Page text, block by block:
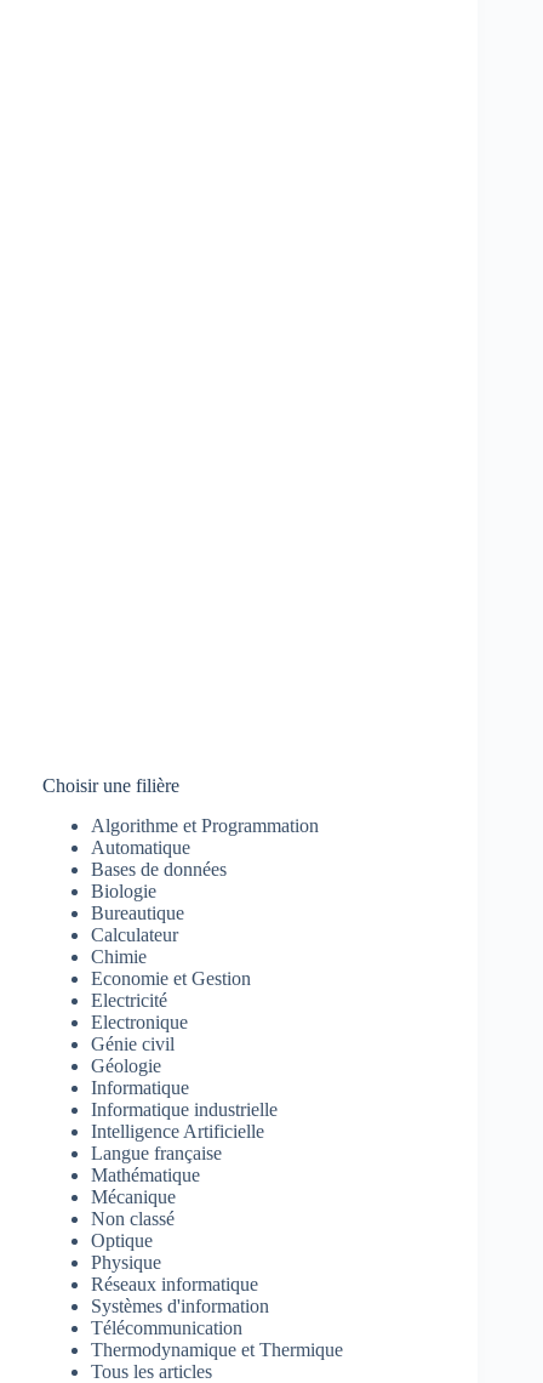
Choisir une filière
Algorithme et Programmation
Automatique
Bases de données
Biologie
Bureautique
Calculateur
Chimie
Economie et Gestion
Electricité
Electronique
Génie civil
Géologie
Informatique
Informatique industrielle
Intelligence Artificielle
Langue française
Mathématique
Mécanique
Non classé
Optique
Physique
Réseaux informatique
Systèmes d'information
Télécommunication
Thermodynamique et Thermique
Tous les articles